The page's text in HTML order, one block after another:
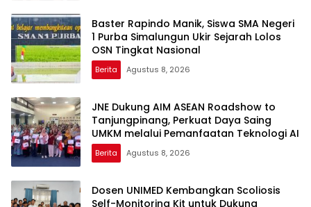
Baster Rapindo Manik, Siswa SMA Negeri
1 Purba Simalungun Ukir Sejarah Lolos
OSN Tingkat Nasional
Berita Agustus 8, 2026
JNE Dukung AIM ASEAN Roadshow to
Tanjungpinang, Perkuat Daya Saing
UMKM melalui Pemanfaatan Teknologi AI
Berita Agustus 8, 2026
Dosen UNIMED Kembangkan Scoliosis
Self-Monitoring Kit untuk Dukung